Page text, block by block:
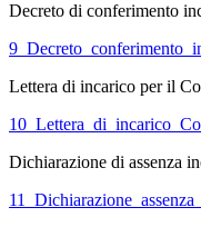
Decreto di conferimento
Lettera di incarico per il
Dichiarazione di assenza